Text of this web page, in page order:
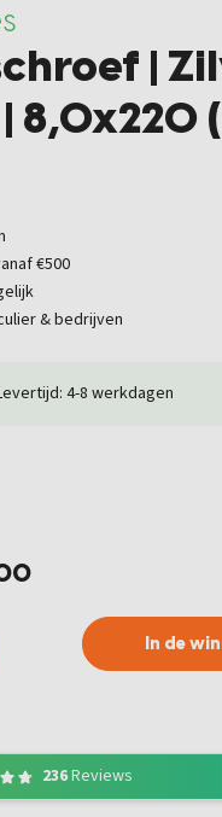
|
8,0x220
€500
& bedrijven
4-8 werkdagen
In de
236Reviews